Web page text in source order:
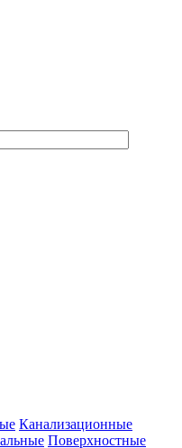
Канализационные
Поверхностные